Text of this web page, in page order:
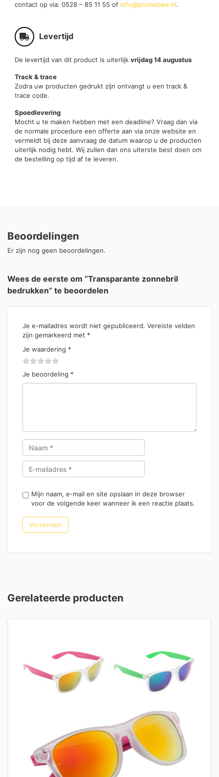
contact op via: 0528 – 85 11 55 of info@promobee.nl.
Levertijd
De levertijd van dit product is uiterlijk vrijdag 14 augustus
Track & trace
Zodra uw producten gedrukt zijn ontvangt u een track &
trace code.
Spoedlevering
Mocht u te maken hebben met een deadline? Vraag dan via
de normale procedure een offerte aan via onze website en
vermeldt bij deze aanvraag de datum waarop u de producten
uiterlijk nodig hebt. Wij zullen dan ons uiterste best doen om
de bestelling op tijd af te leveren.
Beoordelingen
Er zijn nog geen beoordelingen.
Wees de eerste om “Transparante zonnebril
bedrukken” te beoordelen
Je e-mailadres wordt niet gepubliceerd. Vereiste velden
zijn gemarkeerd met *
Je waardering *
Je beoordeling *
Mijn naam, e-mail en site opslaan in deze browser
voor de volgende keer wanneer ik een reactie plaats.
Gerelateerde producten